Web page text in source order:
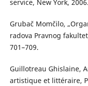
service, New York, 2006.
Grubač Momčilo,
radova Pravnog
701–709.
Guillotreau Ghislaine,
artistique et littéraire,